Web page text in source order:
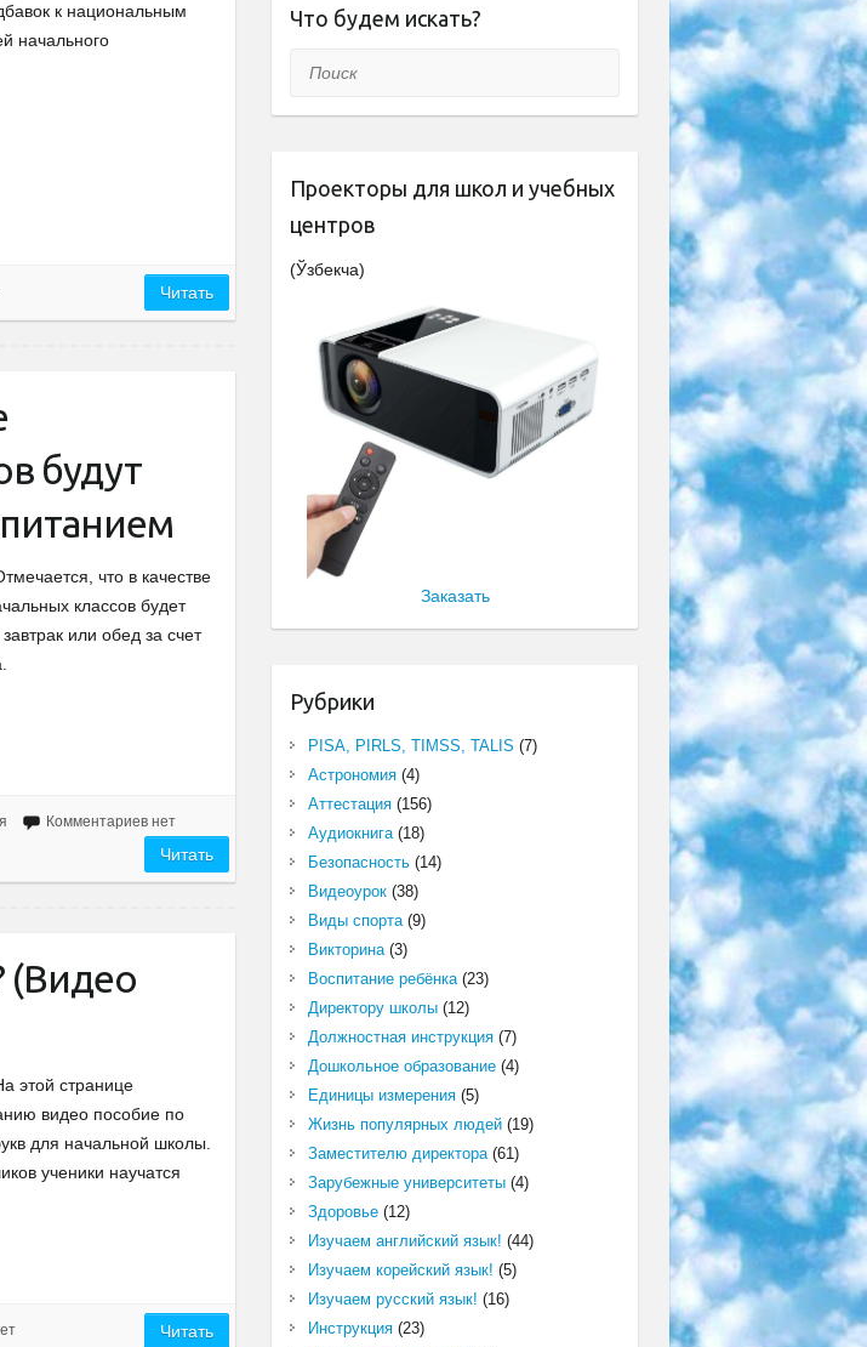
к национальным
начального
Читать
будут
что в качестве
классов будет
или обед за счет
Комментариев нет
Читать
(Видео
этой странице
видео пособие по
для начальной школы.
ученики научатся
Читать
Что будем искать?
Поиск
Проекторы для школ и учебных
центров
(Ўзбекча)
Заказать
Рубрики
PISA, PIRLS, TIMSS, TALIS (7)
Астрономия(4)
Аттестация(156)
Аудиокнига(18)
Безопасность(14)
Видеоурок(38)
Виды спорта(9)
Викторина(3)
Воспитание ребёнка(23)
Директору школы(12)
Должностная инструкция(7)
Дошкольное образование(4)
Единицы измерения(5)
Жизнь популярных людей(19)
Заместителю директора(61)
Зарубежные университеты(4)
Здоровье(12)
Изучаем английский язык! (44)
Изучаем корейский язык! (5)
Изучаем русский язык! (16)
Инструкция(23)